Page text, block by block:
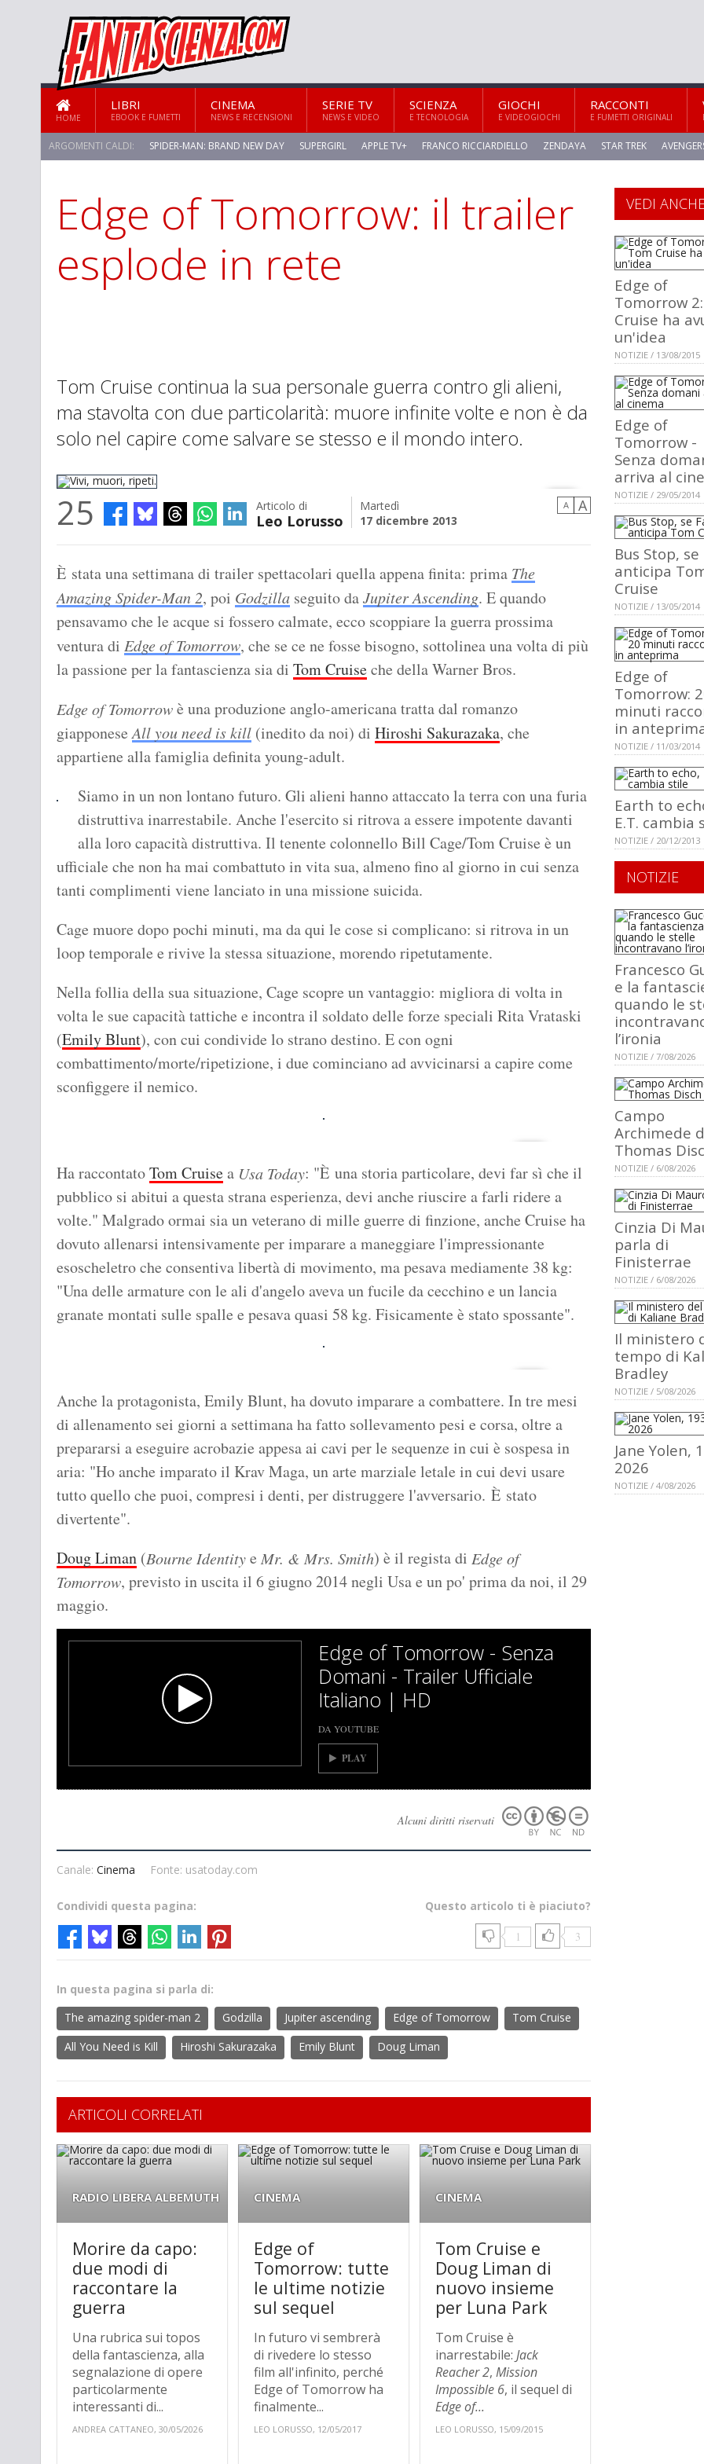
HOME
LIBRI
EBOOK E FUMETTI
CINEMA
NEWS E RECENSIONI
SERIE TV
NEWS E VIDEO
SCIENZA
E TECNOLOGIA
GIOCHI
E VIDEOGIOCHI
RACCONTI
E FUMETTI ORIGINALI
ARGOMENTI CALDI: SPIDER-MAN: BRAND NEW DAY SUPERGIRL APPLE TV+ FRANCO RICCIARDIELLO ZENDAYA STAR TREK
STAR TREK: STRANGE NEW WORLDS
Edge of Tomorrow: il trailer
esplode in rete
Tom Cruise continua la sua personale guerra contro gli alieni,
ma stavolta con due particolarità: muore infinite volte e non è da
solo nel capire come salvare se stesso e il mondo intero.
25 Articolo di
Leo Lorusso
Martedì
17 dicembre 2013
A A
È stata una settimana di trailer spettacolari quella appena finita: prima The
Amazing Spider-Man 2, poi Godzilla seguito daJupiter Ascending. E quando
pensavamo che le acque si fossero calmate, ecco scoppiare la guerra prossima
ventura di Edge of Tomorrow, che se ce ne fosse bisogno, sottolinea una volta di più
la passione per la fantascienza sia di Tom Cruiseche della Warner Bros.
Edge of Tomorrowè una produzione anglo-americana tratta dal romanzo
giapponeseAll you need is kill (inedito da noi) di Hiroshi Sakurazaka, che
appartiene alla famiglia definita young-adult.
Siamo in un non lontano futuro. Gli alieni hanno attaccato la terra con una furia
distruttiva inarrestabile. Anche l'esercito si ritrova a essere impotente davanti
alla loro capacità distruttiva. Il tenente colonnello Bill Cage/Tom Cruise è un
ufficiale che non ha mai combattuto in vita sua, almeno fino al giorno in cui senza
tanti complimenti viene lanciato in una missione suicida.
Cage muore dopo pochi minuti, ma da qui le cose si complicano: si ritrova in un
loop temporale e rivive la stessa situazione, morendo ripetutamente.
Nella follia della sua situazione, Cage scopre un vantaggio: migliora di volta in
volta le sue capacità tattiche e incontra il soldato delle forze speciali Rita Vrataski
(Emily Blunt), con cui condivide lo strano destino. E con ogni
combattimento/morte/ripetizione, i due cominciano ad avvicinarsi a capire come
sconfiggere il nemico.
Ha raccontatoTom Cruisea Usa Today: "È una storia particolare, devi far sì che il
pubblico si abitui a questa strana esperienza, devi anche riuscire a farli ridere a
volte." Malgrado ormai sia un veterano di mille guerre di finzione, anche Cruise ha
dovuto allenarsi intensivamente per imparare a maneggiare l'impressionante
esoscheletro che consentiva libertà di movimento, ma pesava mediamente 38 kg:
"Una delle armature con le ali d'angelo aveva un fucile da cecchino e un lancia
granate montati sulle spalle e pesava quasi 58 kg. Fisicamente è stato spossante".
Anche la protagonista, Emily Blunt, ha dovuto imparare a combattere. In tre mesi
di allenamento sei giorni a settimana ha fatto sollevamento pesi e corsa, oltre a
prepararsi a eseguire acrobazie appesa ai cavi per le sequenze in cui è sospesa in
aria: "Ho anche imparato il Krav Maga, un arte marziale letale in cui devi usare
tutto quello che puoi, compresi i denti, per distruggere l'avversario. È stato
divertente".
Doug Liman (Bourne Identitye Mr. & Mrs. Smith) è il regista di Edge of
Tomorrow, previsto in uscita il 6 giugno 2014 negli Usa e un po' prima da noi, il 29
maggio.
Edge of Tomorrow - Senza
Domani - Trailer Ufficiale
Italiano | HD
DA YOUTUBE
PLAY
Alcuni diritti riservati
Canale: Cinema Fonte: usatoday.com
Questo articolo ti è piaciuto?
1 3
Condividi questa pagina:
In questa pagina si parla di:
The amazing spider-man 2
Godzilla Jupiter ascending Edge of Tomorrow
Tom Cruise
All You Need is Kill
Hiroshi Sakurazaka Emily Blunt Doug Liman
ARTICOLI CORRELATI
RADIO LIBERA ALBEMUTH
Morire da capo:
due modi di
raccontare la
guerra
Una rubrica sui topos
della fantascienza, alla
segnalazione di opere
particolarmente
interessanti di...
ANDREA CATTANEO, 30/05/2026
CINEMA
Edge of
Tomorrow: tutte
le ultime notizie
sul sequel
In futuro vi sembrerà
di rivedere lo stesso
film all'infinito, perché
Edge of Tomorrow ha
finalmente...
LEO LORUSSO, 12/05/2017
CINEMA
Tom Cruise e
Doug Liman di
nuovo insieme
per Luna Park
Tom Cruise è
inarrestabile:Jack
Reacher 2,Mission
Impossible 6, il sequel di
Edge of...
LEO LORUSSO, 15/09/2015
VEDI ANCHE
Edge of
Tomorrow
Cruise ha
un'idea
NOTIZIE / 13/08/2015
Edge of
Tomorrow -
Senza
arriva al
NOTIZIE / 29/05/2014
Bus Stop, se
anticipa
Cruise
NOTIZIE / 13/05/2014
Edge of
Tomorrow:
minuti
in
NOTIZIE / 11/03/2014
Earth to
E.T. cambia
NOTIZIE / 20/12/2013
NOTIZIE
Francesco
e la
quando le
l’ironia
NOTIZIE / 7/08/2026
Campo
Archimede
Thomas
NOTIZIE / 6/08/2026
Cinzia Di
parla di
Finisterrae
NOTIZIE / 6/08/2026
Il ministero
tempo di
Bradley
NOTIZIE / 5/08/2026
Jane Yolen,
2026
NOTIZIE / 4/08/2026